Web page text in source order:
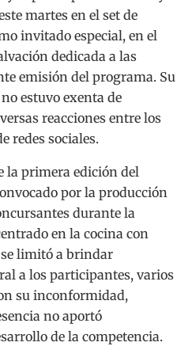
martes en el set de
invitado especial, en el
dedicada a las
emisión del programa. Su
estuvo exenta de
reacciones entre los
redes sociales.
la primera edición del
por la producción
durante la
en la cocina con
se limitó a brindar
a los participantes, varios
su inconformidad,
no aportó
de la competencia.